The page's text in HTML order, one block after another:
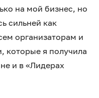
на мой бизнес, но
сильней как
организаторам и
которые я получила
и в «Лидерах